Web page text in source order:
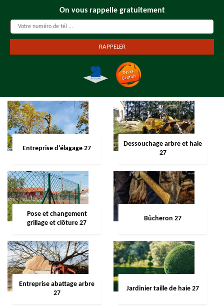
On vous rappelle gratuitement
Entreprise d'élagage 27
Dessouchage arbre et haie
27
Pose et changement
grillage et clôture 27
Bûcheron 27
Entreprise abattage arbre
27
Jardinier taille de haie 27